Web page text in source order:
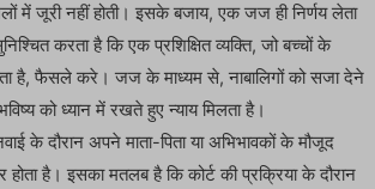
में जूरी नहीं होती। इसके बजाय, एक जज ही निर्णय लेता
करता है कि एक प्रशिक्षित व्यक्ति, जो बच्चों के
है, फैसले करे। जज के माध्यम से, नाबालिगों को सजा देने
को ध्यान में रखते हुए न्याय मिलता है।
के दौरान अपने माता-पिता या अभिभावकों के मौजूद
होता है। इसका मतलब है कि कोर्ट की प्रक्रिया के दौरान